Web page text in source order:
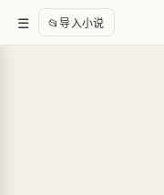
☰ 📂导入小说